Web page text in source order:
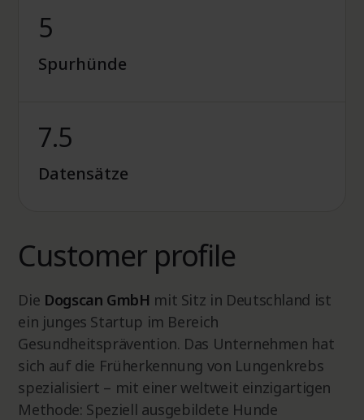
5
Spurhünde
7.5
Datensätze
Customer profile
Die Dogscan GmbH mit Sitz in Deutschland ist
ein junges Startup im Bereich
Gesundheitsprävention. Das Unternehmen hat
sich auf die Früherkennung von Lungenkrebs
spezialisiert – mit einer weltweit einzigartigen
Methode: Speziell ausgebildete Hunde